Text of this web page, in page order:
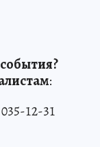
:
12-31